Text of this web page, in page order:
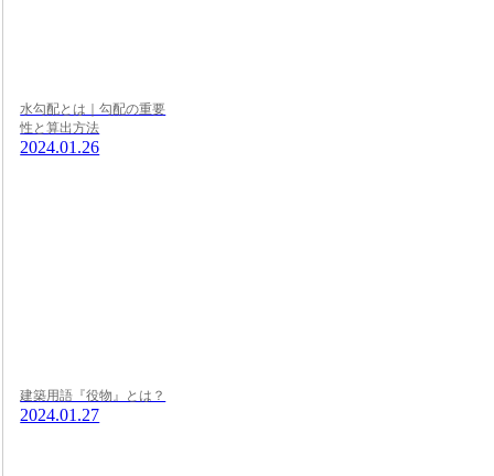
水勾配とは｜勾配の重要
性と算出方法
2024.01.26
建築用語『役物』とは？
2024.01.27